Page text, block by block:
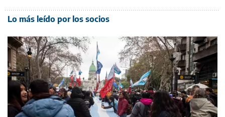
Lo más leído por los socios